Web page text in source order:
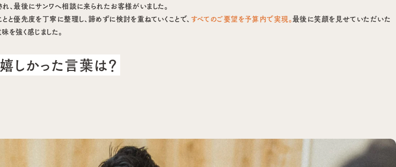
、最後にサンワへ相談に来られたお客様がいました。
と優先度を丁寧に整理し、諦めずに検討を重ねていくことで、 すべてのご要望を予算内で実現。最後に笑顔を見せていただいた
を強く感じました。
しかった言葉は？